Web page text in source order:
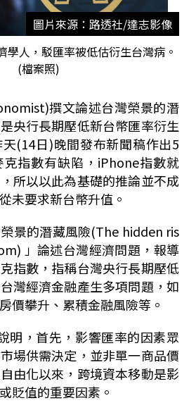
圖片來源：路透社/達志影像
學人，駁匯率被低估衍生台灣病。
(檔案照)
撰文論述台灣榮景的潛
央行長期壓低新台幣匯率衍生
(14日)晚間發布新聞稿作出5
指數有缺陷，iPhone指數就
所以以此為基礎的推論並不成
未要求新台幣升值。
景的潛藏風險(The hidden ris
」論述台灣經濟問題，報導
指數，指稱台灣央行長期壓低
灣經濟金融產生多項問題，如
價攀升、累積金融風險等。
明，首先，影響匯率的因素眾
場供需決定，並非單一商品價
由化以來，跨境資本移動是影
貶值的重要因素。